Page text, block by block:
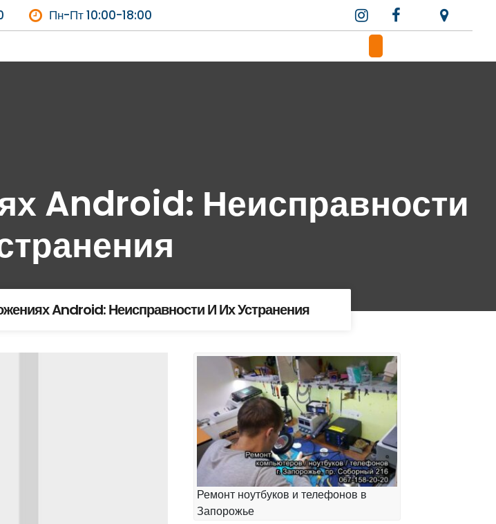
Пн-Пт 10:00-18:00
Android: Неисправности
Android: Неисправности И Их Устранения
Ремонт ноутбуков и телефонов в
Запорожье